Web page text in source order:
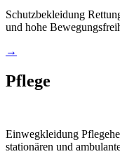
Schutzbekleidung
und hohe
→
Pflege
Einwegkleidung
stationären und